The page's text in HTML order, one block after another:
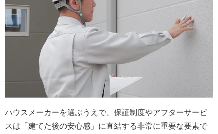
ハウスメーカーを選ぶうえで、保証制度やアフターサービ
スは「建てた後の安心感」に直結する非常に重要な要素で